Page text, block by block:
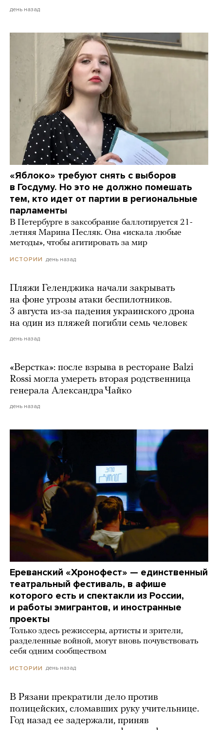
день назад
«Яблоко» требуют снять с выборов
в Госдуму. Но это не должно помешать
тем, кто идет от партии в региональные
парламенты
В Петербурге в заксобрание баллотируется 21-
летняя Марина Песляк. Она «искала любые
методы», чтобы агитировать за мир
ИСТОРИИ день назад
Пляжи Геленджика начали закрывать
на фоне угрозы атаки беспилотников.
3 августа из-за падения украинского дрона
на один из пляжей погибли семь человек
день назад
«Верстка»: после взрыва в ресторане Balzi
Rossi могла умереть вторая родственница
генерала Александра Чайко
день назад
Ереванский «Хронофест» — единственный
театральный фестиваль, в афише
которого есть и спектакли из России,
и работы эмигрантов, и иностранные
проекты
Только здесь режиссеры, артисты и зрители,
разделенные войной, могут вновь почувствовать
себя одним сообществом
ИСТОРИИ день назад
В Рязани прекратили дело против
полицейских, сломавших руку учительнице.
Год назад ее задержали, приняв